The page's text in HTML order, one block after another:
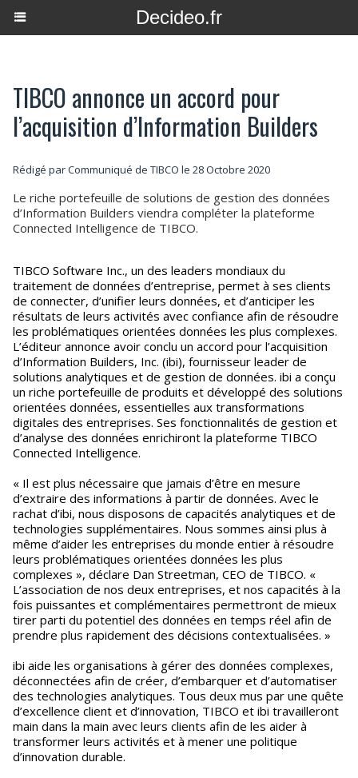
Decideo.fr
TIBCO annonce un accord pour
l’acquisition d’Information Builders
Rédigé par Communiqué de TIBCO le 28 Octobre 2020
Le riche portefeuille de solutions de gestion des données
d’Information Builders viendra compléter la plateforme
Connected Intelligence de TIBCO.
TIBCO Software Inc., un des leaders mondiaux du
traitement de données d’entreprise, permet à ses clients
de connecter, d’unifier leurs données, et d’anticiper les
résultats de leurs activités avec confiance afin de résoudre
les problématiques orientées données les plus complexes.
L’éditeur annonce avoir conclu un accord pour l’acquisition
d’Information Builders, Inc. (ibi), fournisseur leader de
solutions analytiques et de gestion de données. ibi a conçu
un riche portefeuille de produits et développé des solutions
orientées données, essentielles aux transformations
digitales des entreprises. Ses fonctionnalités de gestion et
d’analyse des données enrichiront la plateforme TIBCO
Connected Intelligence.
« Il est plus nécessaire que jamais d’être en mesure
d’extraire des informations à partir de données. Avec le
rachat d’ibi, nous disposons de capacités analytiques et de
technologies supplémentaires. Nous sommes ainsi plus à
même d’aider les entreprises du monde entier à résoudre
leurs problématiques orientées données les plus
complexes », déclare Dan Streetman, CEO de TIBCO. «
L’association de nos deux entreprises, et nos capacités à la
fois puissantes et complémentaires permettront de mieux
tirer parti du potentiel des données en temps réel afin de
prendre plus rapidement des décisions contextualisées. »
ibi aide les organisations à gérer des données complexes,
déconnectées afin de créer, d’embarquer et d’automatiser
des technologies analytiques. Tous deux mus par une quête
d’excellence client et d’innovation, TIBCO et ibi travailleront
main dans la main avec leurs clients afin de les aider à
transformer leurs activités et à mener une politique
d’innovation durable.